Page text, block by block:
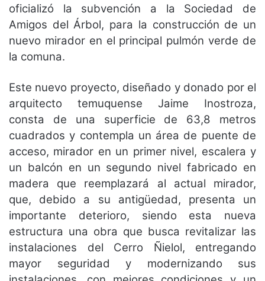
oficializó la subvención a la Sociedad de
Amigos del Árbol, para la construcción de un
nuevo mirador en el principal pulmón verde de
la comuna.
Este nuevo proyecto, diseñado y donado por el
arquitecto temuquense Jaime Inostroza,
consta de una superficie de 63,8 metros
cuadrados y contempla un área de puente de
acceso, mirador en un primer nivel, escalera y
un balcón en un segundo nivel fabricado en
madera que reemplazará al actual mirador,
que, debido a su antigüedad, presenta un
importante deterioro, siendo esta nueva
estructura una obra que busca revitalizar las
instalaciones del Cerro Ñielol, entregando
mayor seguridad y modernizando sus